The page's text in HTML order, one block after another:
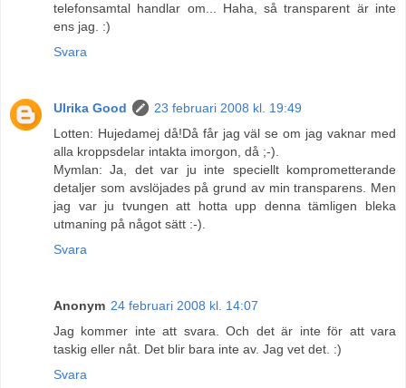
telefonsamtal handlar om... Haha, så transparent är inte
ens jag. :)
Svara
Ulrika Good
23 februari 2008 kl. 19:49
Lotten: Hujedamej då!Då får jag väl se om jag vaknar med
alla kroppsdelar intakta imorgon, då ;-).
Mymlan: Ja, det var ju inte speciellt komprometterande
detaljer som avslöjades på grund av min transparens. Men
jag var ju tvungen att hotta upp denna tämligen bleka
utmaning på något sätt :-).
Svara
Anonym 24 februari 2008 kl. 14:07
Jag kommer inte att svara. Och det är inte för att vara
taskig eller nåt. Det blir bara inte av. Jag vet det. :)
Svara